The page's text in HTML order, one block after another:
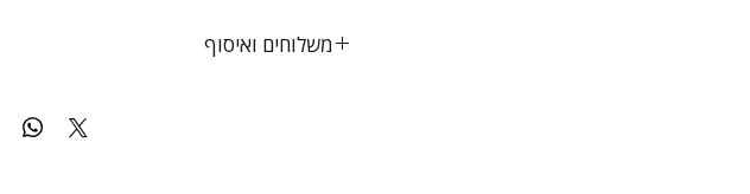
משלוחים ואיסוף